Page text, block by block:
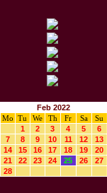
Feb 2022
Mo
Tu We Th Fr Sa
Su
1
2 3 4 5
6
7
8 9 10 11 12
13
14
15 16 17 18 19
20
21
22 23 24 25 26
27
28